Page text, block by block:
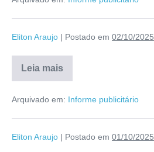
Eliton Araujo | Postado em 02/10/2025
Leia mais
Arquivado em: Informe publicitário
Eliton Araujo | Postado em 01/10/2025